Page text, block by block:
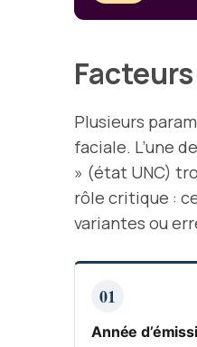
Plusieurs
faciale. L’une
» (état UNC)
rôle critique :
variantes ou
01
Année